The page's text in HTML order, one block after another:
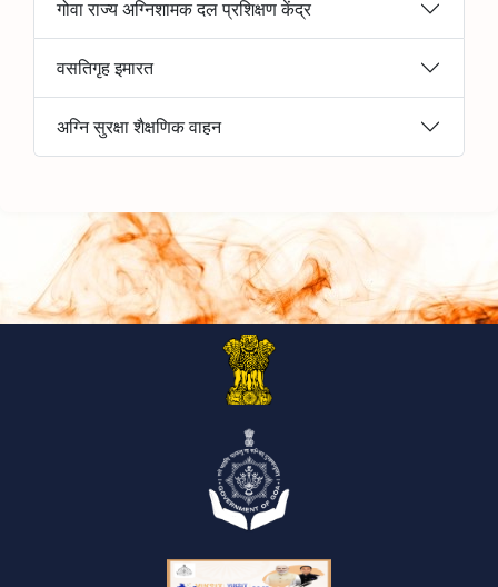
गोवा राज्य अग्निशामक दल प्रशिक्षण केंद्र
वसतिगृह इमारत
अग्नि सुरक्षा शैक्षणिक वाहन